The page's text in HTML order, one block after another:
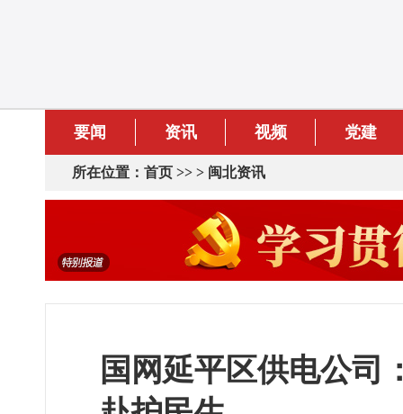
要闻 资讯 视频 党建
所在位置： 首页 >> > 闽北资讯
国网延平区供电公司